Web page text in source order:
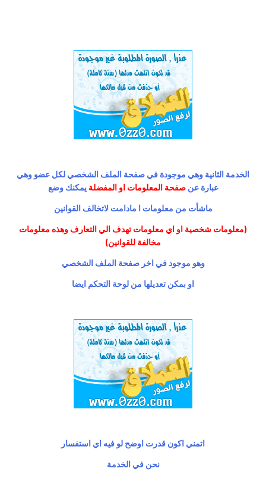
الخدمة الثانية وهي موجودة في صفحة الملف الشخصي لكل عضو وهي
عبارة عنصفحة المعلومات او المفضلةيمكنك وضع
ماشأت من معلومات ا مادامت لاتخالف القوانين
(معلومات شخصية او اي معلومات تهدف الي التعارف وهذه معلومات
مخالفة للقوانين)
وهو موجود في اخر صفحة الملف الشخصي
او بمكن تعديلها من لوحة التحكم ايضا
اتمني اكون قدرت اوضح لو فيه اي استفسار
نحن في الخدمة